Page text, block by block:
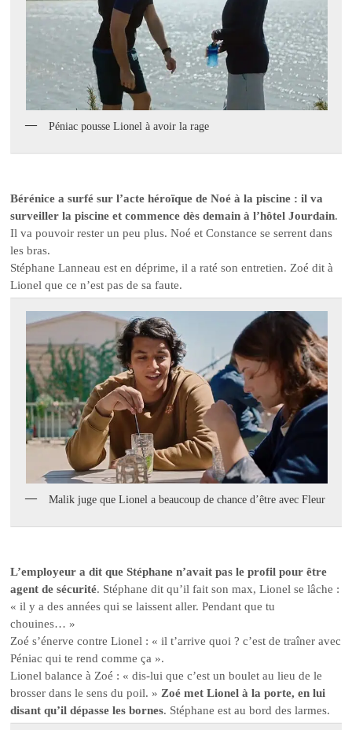
Péniac pousse Lionel à avoir la rage
Bérénice a surfé sur l’acte héroïque de Noé à la piscine : il va
surveiller la piscine et commence dès demain à l’hôtel Jourdain.
Il va pouvoir rester un peu plus. Noé et Constance se serrent dans
les bras.
Stéphane Lanneau est en déprime, il a raté son entretien. Zoé dit à
Lionel que ce n’est pas de sa faute.
Malik juge que Lionel a beaucoup de chance d’être avec Fleur
L’employeur a dit que Stéphane n’avait pas le profil pour être
agent de sécurité. Stéphane dit qu’il fait son max, Lionel se lâche :
« il y a des années qui se laissent aller. Pendant que tu
chouines… »
Zoé s’énerve contre Lionel : « il t’arrive quoi ? c’est de traîner avec
Péniac qui te rend comme ça ».
Lionel balance à Zoé : « dis-lui que c’est un boulet au lieu de le
brosser dans le sens du poil. » Zoé met Lionel à la porte, en lui
disant qu’il dépasse les bornes. Stéphane est au bord des larmes.